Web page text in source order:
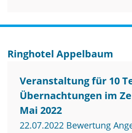
Ringhotel Appelbaum
Veranstaltung für 10
Übernachtungen im
Mai 2022
22.07.2022 Bewertung